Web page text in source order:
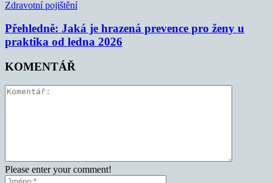
Zdravotní pojištění
Přehledně: Jaká je hrazená prevence pro ženy u
praktika od ledna 2026
KOMENTÁŘ
Please enter your comment!